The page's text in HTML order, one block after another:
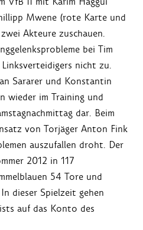
Mwene (rote Karte und
Akteure zuschauen.
bei Tim
nicht zu.
Sararer und Konstantin
wieder im Training und
dar. Beim
von Torjäger Anton Fink
auszufallen droht. Der
2012 in 117
54 Tore und
dieser Spielzeit gehen
auf das Konto des